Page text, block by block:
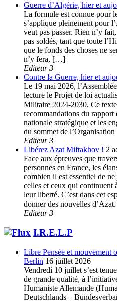
Guerre d’Algérie, hier et
La formule est connue pour
s’applique pleinement pour
veut pas passer. Rien n’y
pas soldés, tant que toute
que le fonds des choses ne
n’y fera, […]
Editeur 3
Contre la Guerre, hier et
Le 19 mai 2026,
lecture le Projet de loi
Militaire 2024-2030. Ce
recommandations du
nationale stratégique et les
du sommet de
Editeur 3
Libérez Azat Miftakhov ! 2
Face aux épreuves que
personnes en France, les
combien il est essentiel de
celles et ceux qui continuent
leur liberté. C’est dans cet
donner des nouvelles
Editeur 3
I.R.E.L.P
Libre Pensée et mouvement
Berlin 16 juillet 2026
Vendredi 10 juillet s’est
de grande qualité, à
Humaniste Allemande
Deutschlands –